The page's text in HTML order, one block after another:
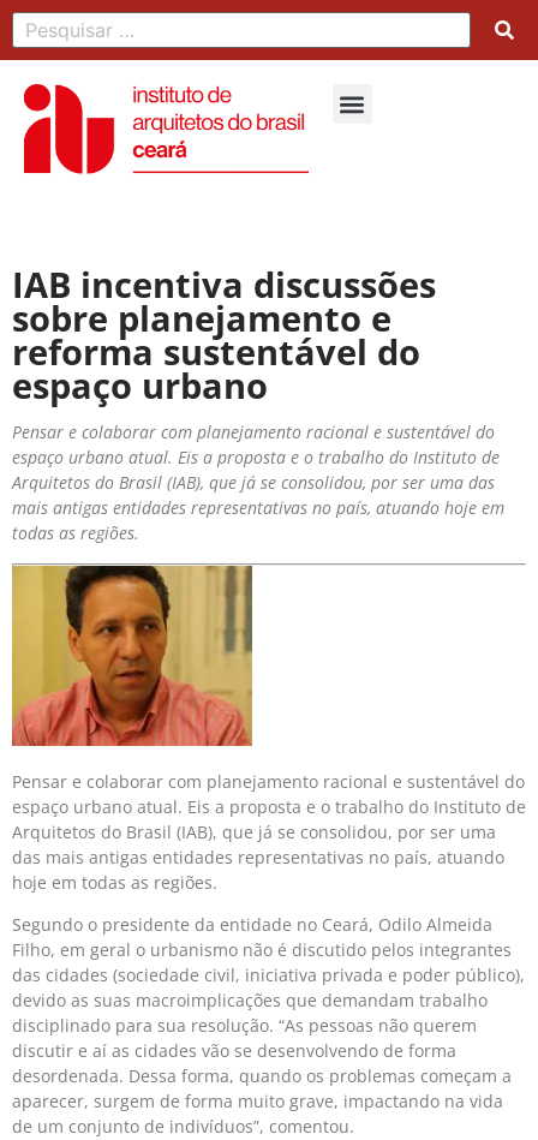
IAB incentiva discussões
sobre planejamento e
reforma sustentável do
espaço urbano
Pensar e colaborar com planejamento racional e sustentável do
espaço urbano atual. Eis a proposta e o trabalho do Instituto de
Arquitetos do Brasil (IAB), que já se consolidou, por ser uma das
mais antigas entidades representativas no país, atuando hoje em
todas as regiões.
Pensar e colaborar com planejamento racional e sustentável do
espaço urbano atual. Eis a proposta e o trabalho do Instituto de
Arquitetos do Brasil (IAB), que já se consolidou, por ser uma
das mais antigas entidades representativas no país, atuando
hoje em todas as regiões.
Segundo o presidente da entidade no Ceará, Odilo Almeida
Filho, em geral o urbanismo não é discutido pelos integrantes
das cidades (sociedade civil, iniciativa privada e poder público),
devido as suas macroimplicações que demandam trabalho
disciplinado para sua resolução. “As pessoas não querem
discutir e aí as cidades vão se desenvolvendo de forma
desordenada. Dessa forma, quando os problemas começam a
aparecer, surgem de forma muito grave, impactando na vida
de um conjunto de indivíduos”, comentou.